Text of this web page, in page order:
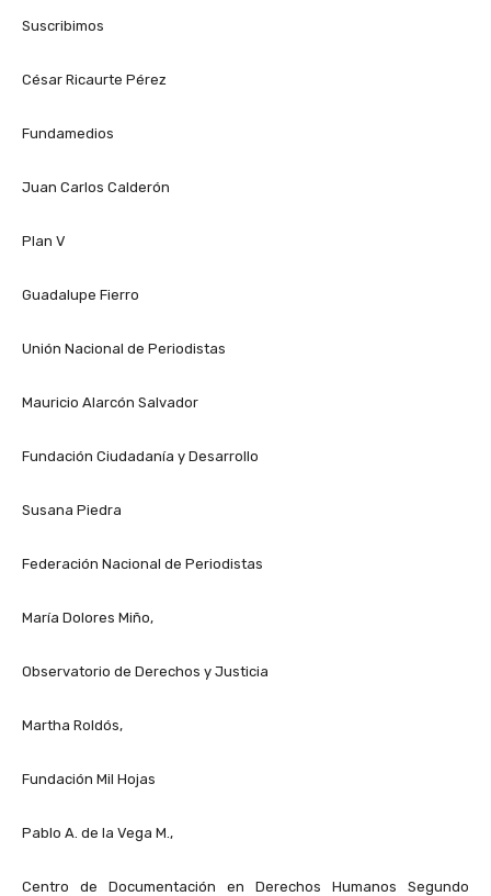
Suscribimos
César Ricaurte Pérez
Fundamedios
Juan Carlos Calderón
Plan V
Guadalupe Fierro
Unión Nacional de Periodistas
Mauricio Alarcón Salvador
Fundación Ciudadanía y Desarrollo
Susana Piedra
Federación Nacional de Periodistas
María Dolores Miño,
Observatorio de Derechos y Justicia
Martha Roldós,
Fundación Mil Hojas
Pablo A. de la Vega M.,
Centro de Documentación en Derechos Humanos Segundo